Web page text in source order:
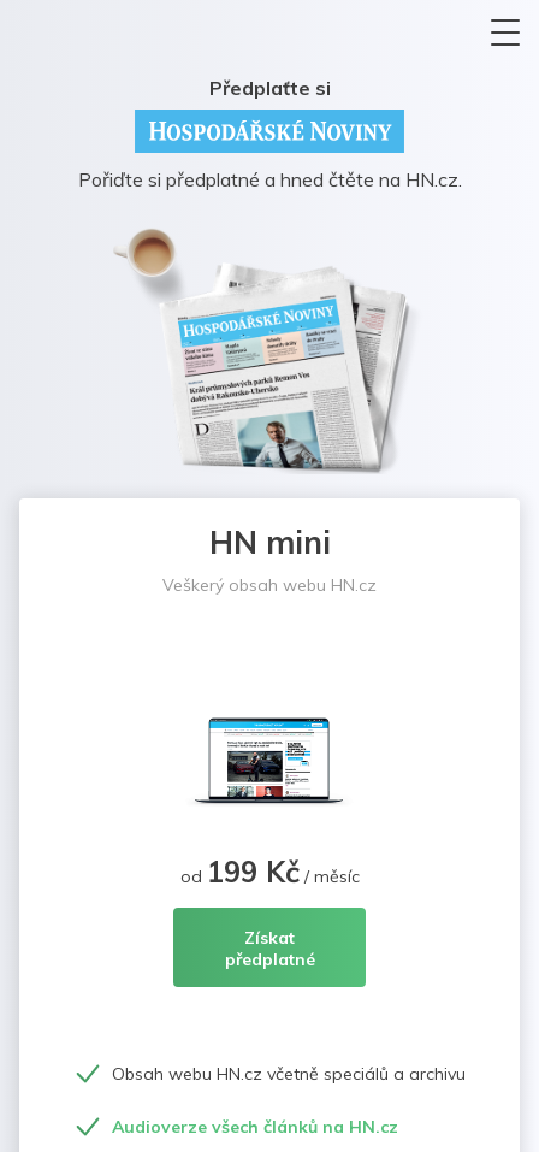
Předplaťte si
Pořiďte si předplatné a hned čtěte na HN.cz.
HN mini
Veškerý obsah webu HN.cz
od 199 Kč/ měsíc
Získat
předplatné
Obsah webu HN.cz včetně speciálů a archivu
Audioverze všech článků na HN.cz